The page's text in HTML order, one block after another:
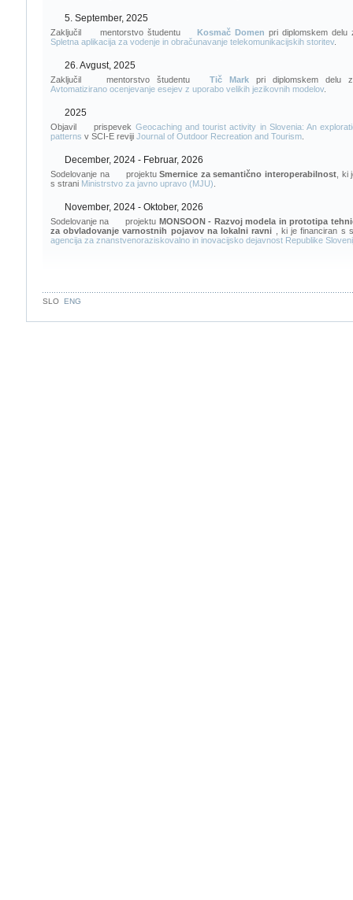
5. September, 2025
Zaključil mentorstvo študentu Kosmač Domen pri diplomskem delu
Spletna aplikacija za vodenje in obračunavanje telekomunikacijskih storitev.
26. Avgust, 2025
Zaključil mentorstvo študentu Tič Markpri diplomskem delu z
Avtomatizirano ocenjevanje esejev z uporabo velikih jezikovnih modelov.
2025
Objavil prispevek Geocaching and tourist activity in Slovenia: An
patterns v SCI-E reviji Journal of Outdoor Recreation and Tourism
December, 2024 - Februar, 2026
Sodelovanje na projektuSmernice za semantično interoperabilnost , ki
s strani Ministrstvo za javno upravo (MJU)
November, 2024 - Oktober, 2026
Sodelovanje na projektu MONSOON - Razvoj modela in prototipa
za obvladovanje varnostnih pojavov na lokalni ravni
, ki je financiran s
agencija za znanstvenoraziskovalno in inovacijsko dejavnost Republike
SLO ENG